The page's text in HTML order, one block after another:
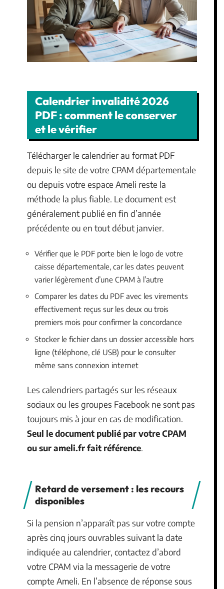
Calendrier invalidité 2026
PDF : comment le conserver
et le vérifier
Télécharger le calendrier au format PDF
depuis le site de votre CPAM départementale
ou depuis votre espace Ameli reste la
méthode la plus fiable. Le document est
généralement publié en fin d’année
précédente ou en tout début janvier.
Vérifier que le PDF porte bien le logo de votre
caisse départementale, car les dates peuvent
varier légèrement d’une CPAM à l’autre
Comparer les dates du PDF avec les virements
effectivement reçus sur les deux ou trois
premiers mois pour confirmer la concordance
Stocker le fichier dans un dossier accessible hors
ligne (téléphone, clé USB) pour le consulter
même sans connexion internet
Les calendriers partagés sur les réseaux
sociaux ou les groupes Facebook ne sont pas
toujours mis à jour en cas de modification.
Seul le document publié par votre CPAM
ou sur ameli.fr fait référence.
Retard de versement : les recours
disponibles
Si la pension n’apparaît pas sur votre compte
après cinq jours ouvrables suivant la date
indiquée au calendrier, contactez d’abord
votre CPAM via la messagerie de votre
compte Ameli. En l’absence de réponse sous